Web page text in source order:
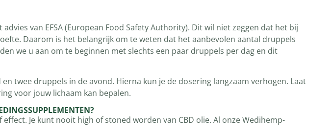
van EFSA (European Food Safety Authority). Dit wil niet zeggen dat het bij
Daarom is het belangrijk om te weten dat het aanbevolen aantal druppels
we u aan om te beginnen met slechts een paar druppels per dag en dit
twee druppels in de avond. Hierna kun je de dosering langzaam verhogen. Laat
voor jouw lichaam kan bepalen.
Je kunt nooit high of stoned worden van CBD olie. Al onze Wedihemp-